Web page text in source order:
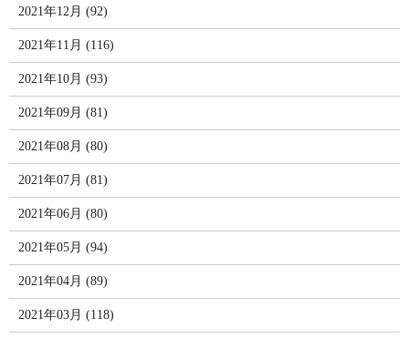
2021年12月 (92)
2021年11月 (116)
2021年10月 (93)
2021年09月 (81)
2021年08月 (80)
2021年07月 (81)
2021年06月 (80)
2021年05月 (94)
2021年04月 (89)
2021年03月 (118)